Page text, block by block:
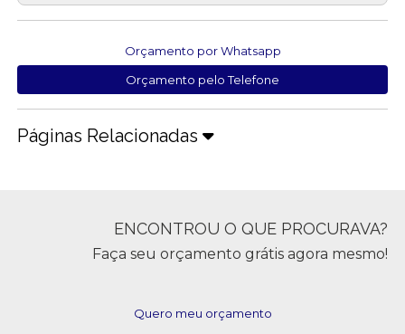
Orçamento por Whatsapp
Orçamento pelo Telefone
Páginas Relacionadas
ENCONTROU O QUE PROCURAVA?
Faça seu orçamento grátis agora mesmo!
Quero meu orçamento